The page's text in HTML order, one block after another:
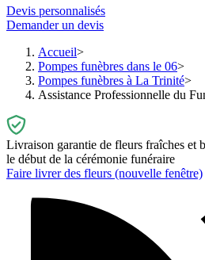
Devis personnalisés
Demander un devis
Accueil
Pompes funèbres dans le 06
Pompes funèbres à La Trinité
Assistance Professionnelle du
Livraison garantie de fleurs fraîches et
le début de la cérémonie funéraire
Faire livrer des fleurs (nouvelle fenêtre)